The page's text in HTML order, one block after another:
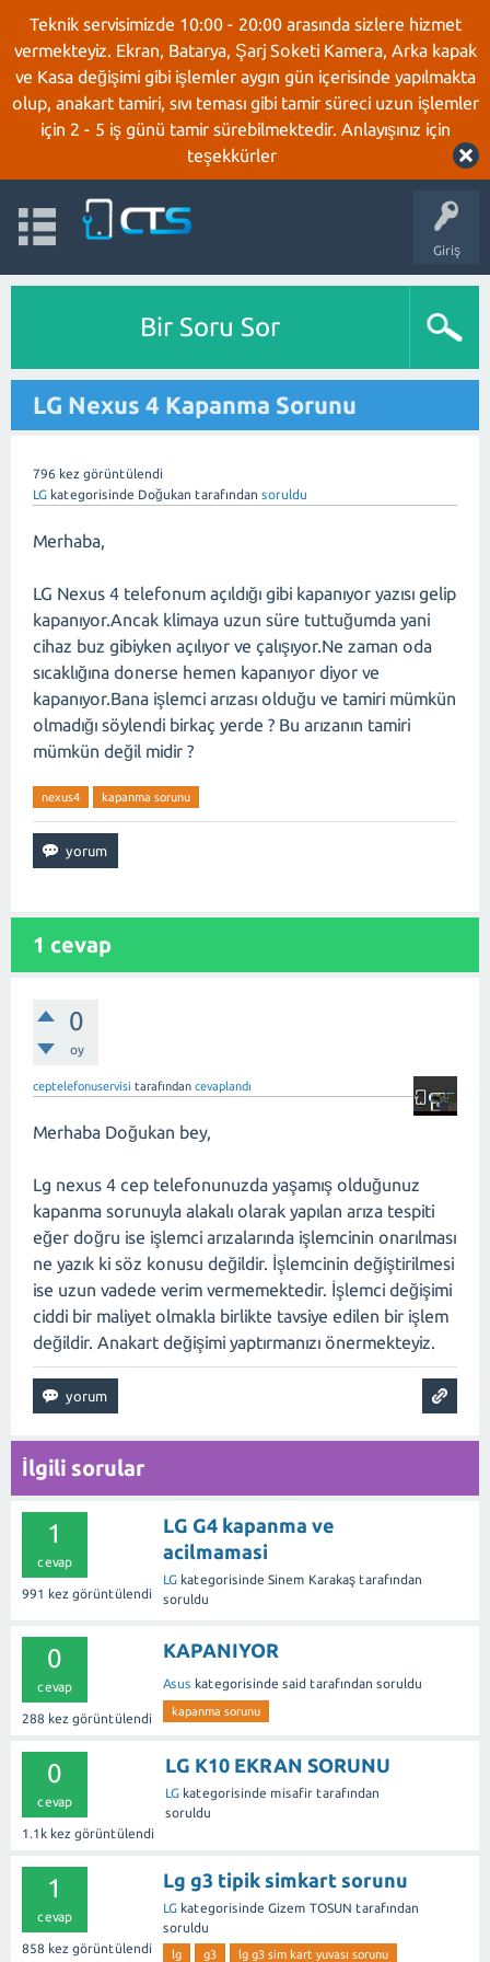
Teknik servisimizde 10:00 - 20:00 arasında sizlere hizmet
vermekteyiz. Ekran, Batarya, Şarj Soketi Kamera, Arka kapak
ve Kasa değişimi gibi işlemler aygın gün içerisinde yapılmakta
olup, anakart tamiri, sıvı teması gibi tamir süreci uzun işlemler
için 2 - 5 iş günü tamir sürebilmektedir. Anlayışınız için
teşekkürler
Giriş
Bir Soru Sor
LG Nexus 4 Kapanma Sorunu
796 kez görüntülendi
LG kategorisinde Doğukan tarafından soruldu
Merhaba,
LG Nexus 4 telefonum açıldığı gibi kapanıyor yazısı gelip
kapanıyor.Ancak klimaya uzun süre tuttuğumda yani
cihaz buz gibiyken açılıyor ve çalışıyor.Ne zaman oda
sıcaklığına donerse hemen kapanıyor diyor ve
kapanıyor.Bana işlemci arızası olduğu ve tamiri mümkün
olmadığı söylendi birkaç yerde ? Bu arızanın tamiri
mümkün değil midir ?
nexus4 kapanma sorunu
1 cevap
0
oy
ceptelefonuservisi tarafından cevaplandı
Merhaba Doğukan bey,
Lg nexus 4 cep telefonunuzda yaşamış olduğunuz
kapanma sorunuyla alakalı olarak yapılan arıza tespiti
eğer doğru ise işlemci arızalarında işlemcinin onarılması
ne yazık ki söz konusu değildir. İşlemcinin değiştirilmesi
ise uzun vadede verim vermemektedir. İşlemci değişimi
ciddi bir maliyet olmakla birlikte tavsiye edilen bir işlem
değildir. Anakart değişimi yaptırmanızı önermekteyiz.
İlgili sorular
1
cevap
991 kez görüntülendi
LG G4 kapanma ve
acilmamasi
LG kategorisinde Sinem Karakaş tarafından
soruldu
0
cevap
288 kez görüntülendi
KAPANIYOR
Asus kategorisinde said tarafından soruldu
kapanma sorunu
0
cevap
1.1k kez görüntülendi
LG K10 EKRAN SORUNU
LG kategorisinde misafir tarafından
soruldu
1
cevap
858 kez görüntülendi
Lg g3 tipik simkart sorunu
LG kategorisinde Gizem TOSUN tarafından
soruldu
lg g3 lg g3 sim kart yuvası sorunu